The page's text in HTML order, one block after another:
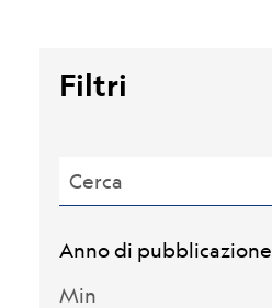
Filtri
Cerca
Anno di pubblicazione
Min